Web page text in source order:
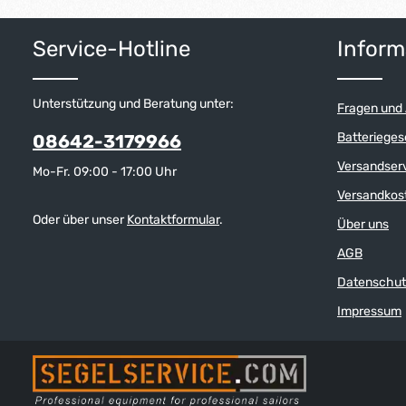
Service-Hotline
Unterstützung und Beratung unter:
08642-3179966
Mo-Fr. 09:00 - 17:00 Uhr
Oder über unserKontaktformular.
Fragen
Über uns
AGB
Impressum